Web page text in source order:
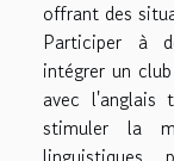
offrant des
Participer à
intégrer un
avec l'anglais
stimuler la